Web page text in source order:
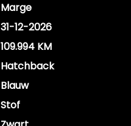
Marge
31-12-2026
109.994 KM
Hatchback
Blauw
Stof